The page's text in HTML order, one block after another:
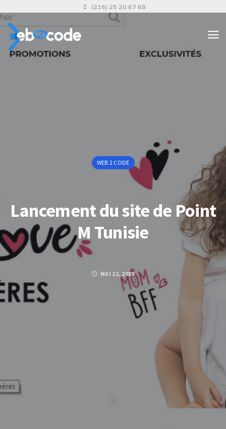
(216) 25 20 67 68
WEB 2 CODE
Lancement du site de Point
M Tunisie
MAI 22, 2019
Posted by